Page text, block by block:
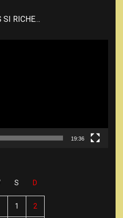
SI RICHE…
19:36
S D
1 2